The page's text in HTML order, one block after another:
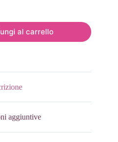
al carrello
aggiuntive